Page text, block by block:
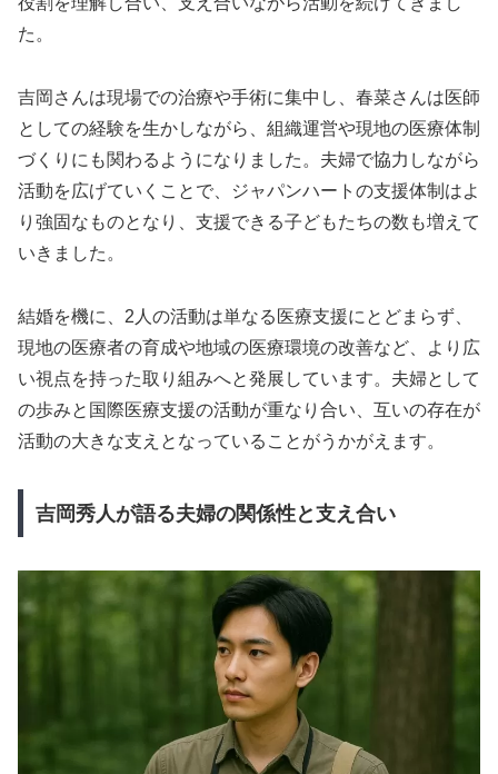
た。
吉岡さんは現場での治療や手術に集中し、春菜さんは医師
としての経験を生かしながら、組織運営や現地の医療体制
づくりにも関わるようになりました。夫婦で協力しながら
活動を広げていくことで、ジャパンハートの支援体制はよ
り強固なものとなり、支援できる子どもたちの数も増えて
いきました。
結婚を機に、2人の活動は単なる医療支援にとどまらず、
現地の医療者の育成や地域の医療環境の改善など、より広
い視点を持った取り組みへと発展しています。夫婦として
の歩みと国際医療支援の活動が重なり合い、互いの存在が
活動の大きな支えとなっていることがうかがえます。
吉岡秀人が語る夫婦の関係性と支え合い